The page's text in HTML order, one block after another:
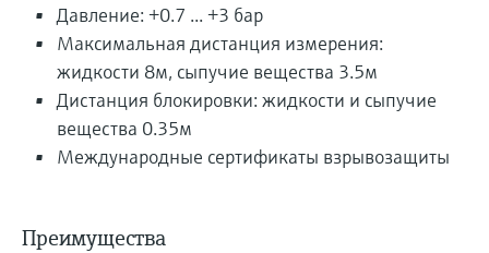
Давление: +0.7 ... +3 бар
Максимальная дистанция измерения:
жидкости 8м, сыпучие вещества 3.5м
Дистанция блокировки: жидкости и сыпучие
вещества 0.35м
Международные сертификаты взрывозащиты
Преимущества